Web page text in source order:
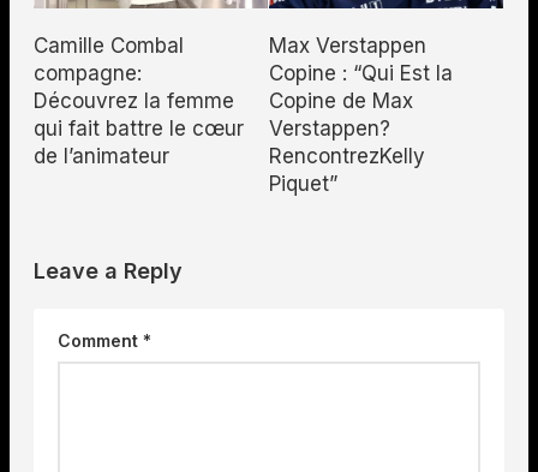
Camille Combal
compagne:
Découvrez la femme
qui fait battre le cœur
de l’animateur
Max Verstappen
Copine : “Qui Est la
Copine de Max
Verstappen?
RencontrezKelly
Piquet”
Leave a Reply
Comment *